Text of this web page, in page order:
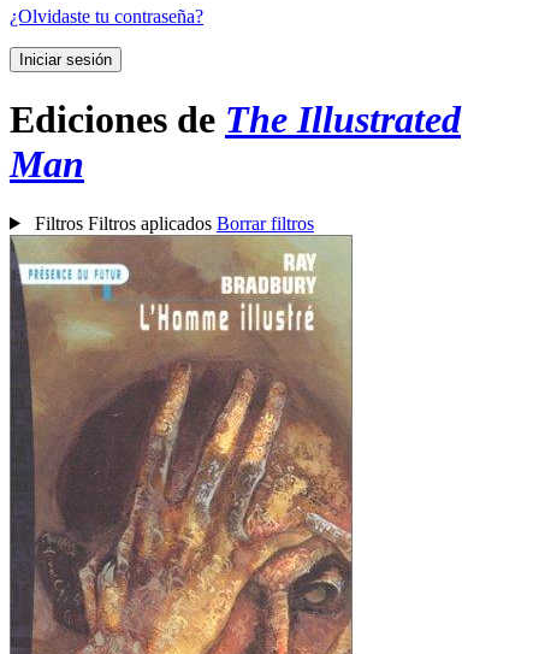
¿Olvidaste tu contraseña?
Iniciar sesión
Ediciones de The Illustrated
Man
Filtros Filtros aplicados Borrar filtros